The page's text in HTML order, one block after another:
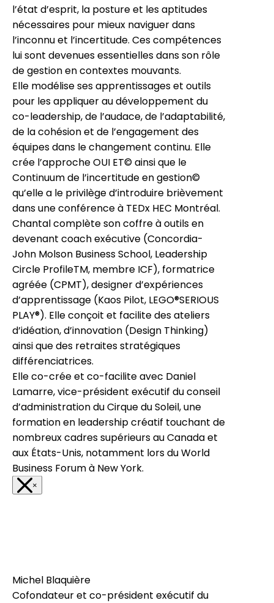
l’état d’esprit, la posture et les aptitudes
nécessaires pour mieux naviguer dans
l’inconnu et l’incertitude. Ces compétences
lui sont devenues essentielles dans son rôle
de gestion en contextes mouvants.
Elle modélise ses apprentissages et outils
pour les appliquer au développement du
co-leadership, de l’audace, de l’adaptabilité,
de la cohésion et de l’engagement des
équipes dans le changement continu. Elle
crée l’approche OUI ET© ainsi que le
Continuum de l’incertitude en gestion©
qu’elle a le privilège d’introduire brièvement
dans une conférence à TEDx HEC Montréal.
Chantal complète son coffre à outils en
devenant coach exécutive (Concordia-
John Molson Business School, Leadership
Circle ProfileTM, membre ICF), formatrice
agréée (CPMT), designer d’expériences
d’apprentissage (Kaos Pilot, LEGO®SERIOUS
PLAY®). Elle conçoit et facilite des ateliers
d’idéation, d’innovation (Design Thinking)
ainsi que des retraites stratégiques
différenciatrices.
Elle co-crée et co-facilite avec Daniel
Lamarre, vice-président exécutif du conseil
d’administration du Cirque du Soleil, une
formation en leadership créatif touchant de
nombreux cadres supérieurs au Canada et
aux États-Unis, notamment lors du World
Business Forum à New York.
×
Michel Blaquière
Cofondateur et co-président exécutif du